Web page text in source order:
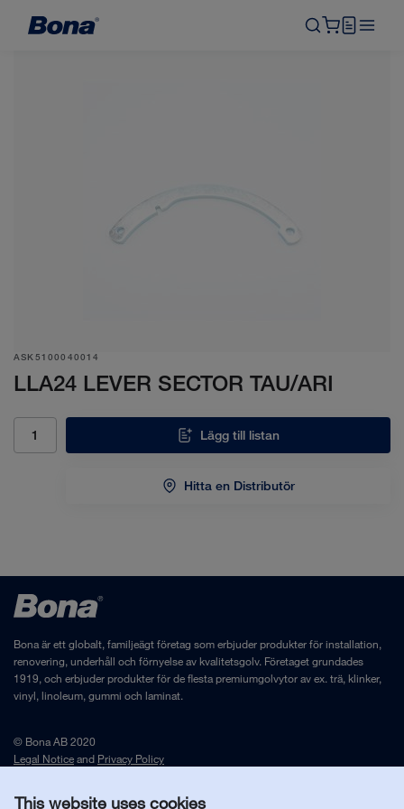
This website uses cookies
ASK5100040014
LLA24 LEVER SECTOR TAU/ARI
Hitta en Distributör
Lägg till listan
Bona är ett globalt, familjeägt företag som erbjuder produkter för installation,
renovering, underhåll och förnyelse av kvalitetsgolv. Företaget grundades
1919, och erbjuder produkter för de flesta premiumgolvytor av ex. trä, klinker,
vinyl, linoleum, gummi och laminat.
© Bona AB 2020
Legal Noticeand Privacy Policy